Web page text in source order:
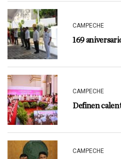
CAMPECHE
169
CAMPECHE
Definen
CAMPECHE